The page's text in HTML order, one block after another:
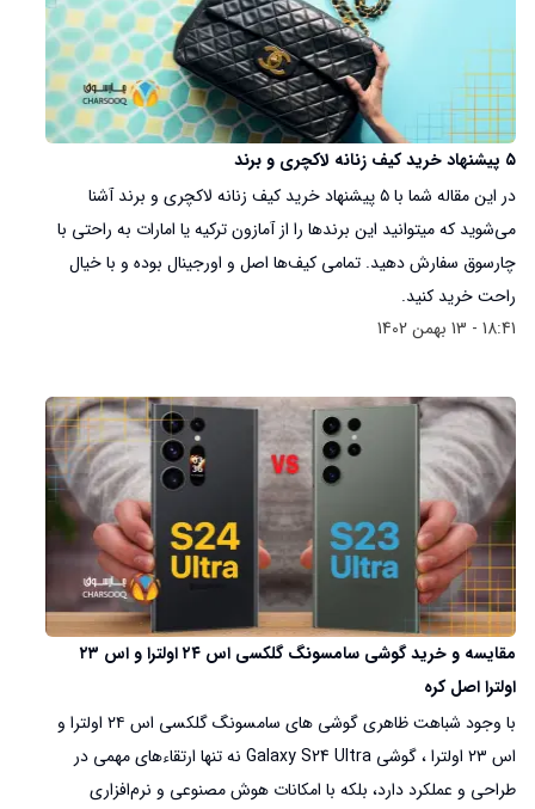
۵ پیشنهاد خرید کیف زنانه لاکچری و برند
در این مقاله شما با ۵ پیشنهاد خرید کیف زنانه لاکچری و برند آشنا
می‌شوید که میتوانید این برندها را از آمازون ترکیه یا امارات به راحتی با
چارسوق سفارش دهید. تمامی کیف‌ها اصل و اورجینال بوده و با خیال
راحت خرید کنید.
18:41 - 13 بهمن 1402
مقایسه و خرید گوشی سامسونگ گلکسی اس ۲۴ اولترا و اس ۲۳
اولترا اصل کره
با وجود شباهت ظاهری گوشی های سامسونگ گلکسی اس ۲۴ اولترا و
اس ۲۳ اولترا ، گوشی Galaxy S24 Ultra نه تنها ارتقاء‌های مهمی در
طراحی و عملکرد دارد، بلکه با امکانات هوش مصنوعی و نرم‌افزاری